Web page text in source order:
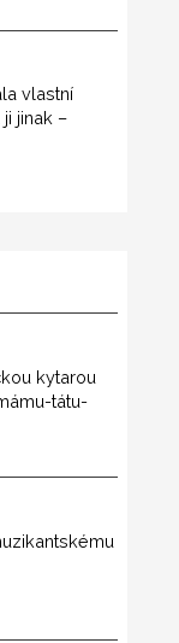
vlastní
jinak –
kytarou
tátu-